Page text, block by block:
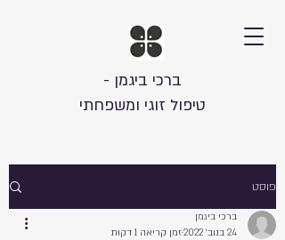
ברכי ביגמן -
טיפול זוגי ומשפחתי
פוסט
ברכי ביגמן
24 בנוב׳ 2022
זמן קריאה 1 דקות